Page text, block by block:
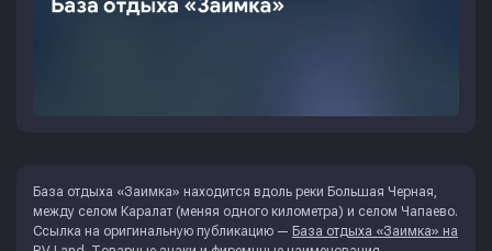
База отдыха «Заимка» находится вдоль реки Большая Черная,
между селом Каралат (меняя одного километра) и селом Чапаево.
Ссылка на оригинальную публикацию — База отдыха «Заимка» на